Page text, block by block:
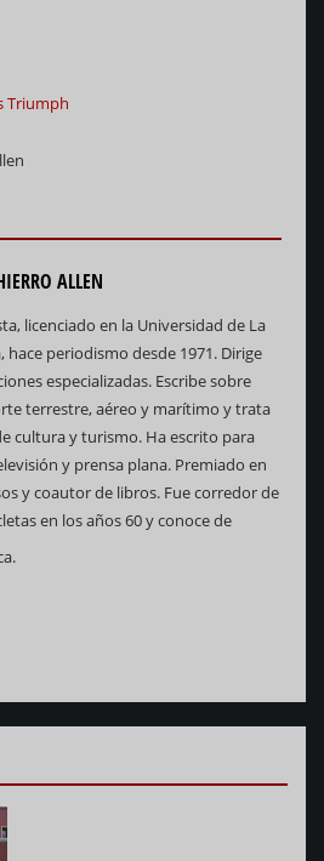
Triumph
ALLEN
licenciado en la Universidad de La
hace periodismo desde 1971. Dirige
especializadas. Escribe sobre
terrestre, aéreo y marítimo y trata
cultura y turismo. Ha escrito para
y prensa plana. Premiado en
y coautor de libros. Fue corredor de
en los años 60 y conoce de